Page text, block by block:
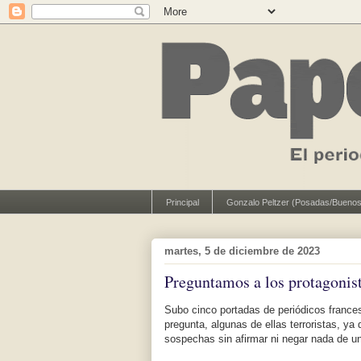
Principal Gonzalo Peltzer (Posadas/
martes, 5 de diciembre de 2023
Preguntamos a los
Subo cinco portadas de periódicos
pregunta, algunas de ellas terroristas, ya
sospechas sin afirmar ni negar nada de